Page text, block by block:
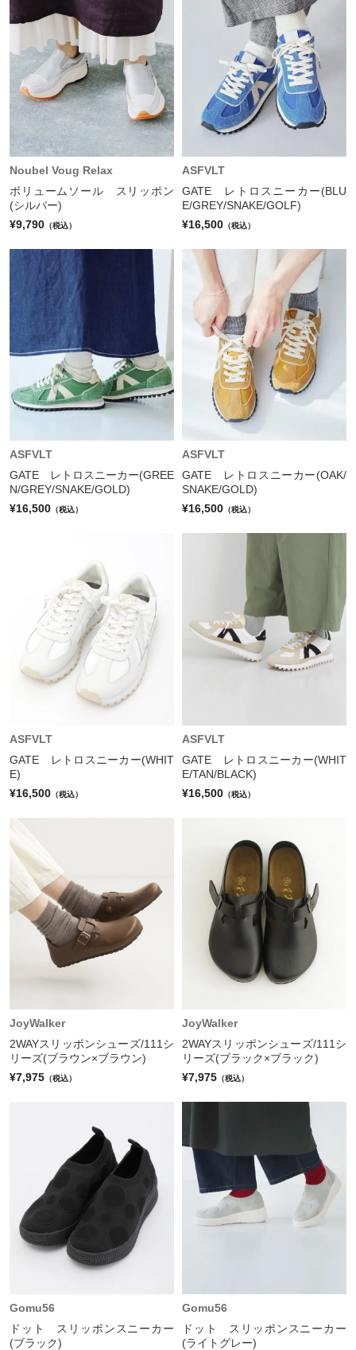
Noubel Voug Relax
ボリュームソール スリッポン
(シルバー)
¥9,790 （税込）
ASFVLT
GATE レトロスニーカー(BLU
E/GREY/SNAKE/GOLF)
¥16,500 （税込）
ASFVLT
GATE レトロスニーカー(GREE
N/GREY/SNAKE/GOLD)
¥16,500 （税込）
ASFVLT
GATE レトロスニーカー(OAK/
SNAKE/GOLD)
¥16,500 （税込）
ASFVLT
GATE レトロスニーカー(WHIT
E)
¥16,500 （税込）
ASFVLT
GATE レトロスニーカー(WHIT
E/TAN/BLACK)
¥16,500 （税込）
JoyWalker
2WAYスリッポンシューズ/111シ
リーズ(ブラウン×ブラウン)
¥7,975 （税込）
JoyWalker
2WAYスリッポンシューズ/111シ
リーズ(ブラック×ブラック)
¥7,975 （税込）
Gomu56
ドット スリッポンスニーカー
(ブラック)
Gomu56
ドット スリッポンスニーカー
(ライトグレー)